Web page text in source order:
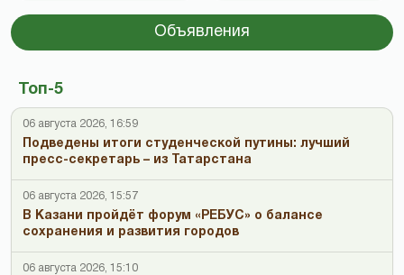
Объявления
Топ-5
06 августа 2026, 16:59
Подведены итоги студенческой путины: лучший
пресс-секретарь – из Татарстана
06 августа 2026, 15:57
В Казани пройдёт форум «РЕБУС» о балансе
сохранения и развития городов
06 августа 2026, 15:10